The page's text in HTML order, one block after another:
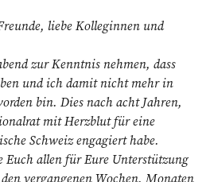
liebe Kolleginnen und
zur Kenntnis nehmen, dass
und ich damit nicht mehr in
bin. Dies nach acht Jahren,
mit Herzblut für eine
Schweiz engagiert habe.
Euch allen für Eure Unterstützung
vergangenen Wochen, Monaten